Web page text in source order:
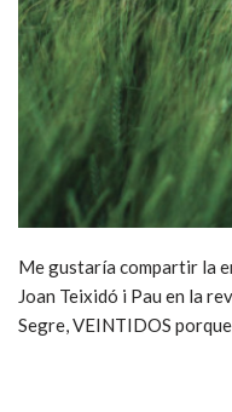
Me gustaría compartir la
Joan Teixidó i Pau en la
Segre, VEINTIDOS